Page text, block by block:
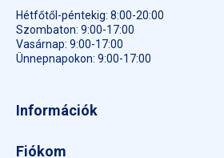
Hétfőtől-péntekig: 8:00-20:00
Szombaton: 9:00-17:00
Vasárnap: 9:00-17:00
Ünnepnapokon: 9:00-17:00
Információk
Fiókom